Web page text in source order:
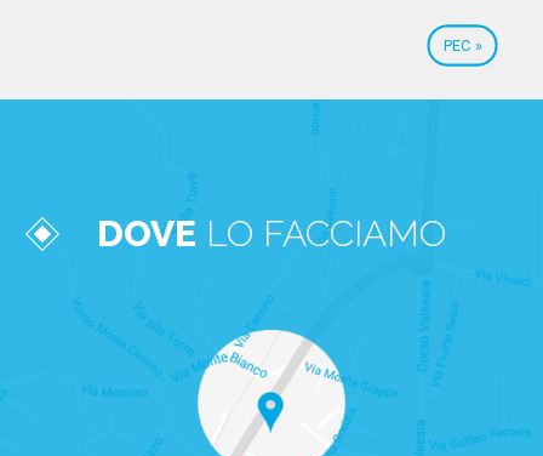
PEC »
DOVE LO FACCIAMO